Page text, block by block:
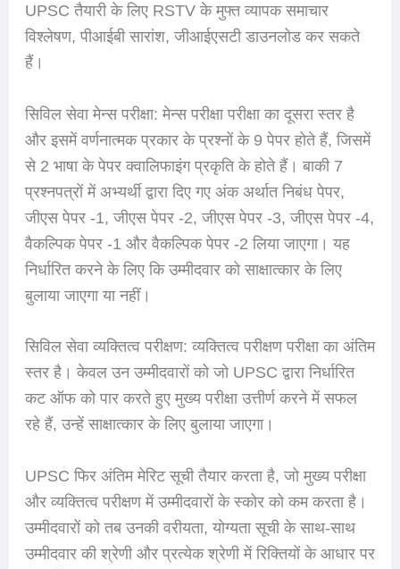
UPSC तैयारी के लिए RSTV के मुफ्त व्यापक समाचार
विश्लेषण, पीआईबी सारांश, जीआईएसटी डाउनलोड कर सकते
हैं।
सिविल सेवा मेन्स परीक्षा: मेन्स परीक्षा परीक्षा का दूसरा स्तर है
और इसमें वर्णनात्मक प्रकार के प्रश्नों के 9 पेपर होते हैं, जिसमें
से 2 भाषा के पेपर क्वालिफाइंग प्रकृति के होते हैं। बाकी 7
प्रश्नपत्रों में अभ्यर्थी द्वारा दिए गए अंक अर्थात निबंध पेपर,
जीएस पेपर -1, जीएस पेपर -2, जीएस पेपर -3, जीएस पेपर -4,
वैकल्पिक पेपर -1 और वैकल्पिक पेपर -2 लिया जाएगा। यह
निर्धारित करने के लिए कि उम्मीदवार को साक्षात्कार के लिए
बुलाया जाएगा या नहीं।
सिविल सेवा व्यक्तित्व परीक्षण: व्यक्तित्व परीक्षण परीक्षा का अंतिम
स्तर है। केवल उन उम्मीदवारों को जो UPSC द्वारा निर्धारित
कट ऑफ को पार करते हुए मुख्य परीक्षा उत्तीर्ण करने में सफल
रहे हैं, उन्हें साक्षात्कार के लिए बुलाया जाएगा।
UPSC फिर अंतिम मेरिट सूची तैयार करता है, जो मुख्य परीक्षा
और व्यक्तित्व परीक्षण में उम्मीदवारों के स्कोर को कम करता है।
उम्मीदवारों को तब उनकी वरीयता, योग्यता सूची के साथ-साथ
उम्मीदवार की श्रेणी और प्रत्येक श्रेणी में रिक्तियों के आधार पर